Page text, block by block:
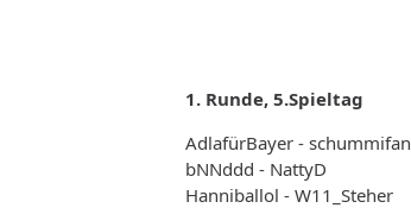
1. Runde, 5.Spieltag
AdlafürBayer - schummifan
bNNddd - NattyD
Hanniballol - W11_Steher